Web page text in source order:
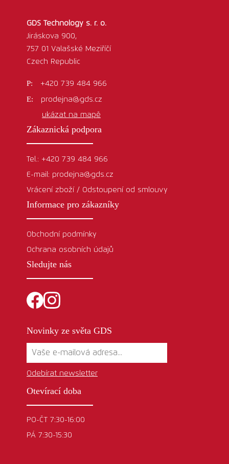
GDS Technology s. r. o.
Jiráskova 900,
757 01 Valašské Meziříčí
Czech Republic
+420 739 484 966
prodejna@gds.cz
ukázat na mapě
Zákaznická podpora
Tel.: +420 739 484 966
E-mail: prodejna@gds.cz
Vrácení zboží / Odstoupení od smlouvy
Informace pro zákazníky
Obchodní podmínky
Ochrana osobních údajů
Sledujte nás
Novinky ze světa GDS
Odebírat newsletter
Otevírací doba
PO-ČT 7:30-16:00
PÁ 7:30-15:30